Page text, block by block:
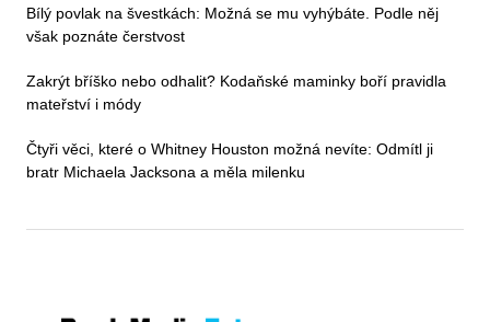
Bílý povlak na švestkách: Možná se mu vyhýbáte. Podle něj
však poznáte čerstvost
Zakrýt bříško nebo odhalit? Kodaňské maminky boří pravidla
mateřství i módy
Čtyři věci, které o Whitney Houston možná nevíte: Odmítl ji
bratr Michaela Jacksona a měla milenku